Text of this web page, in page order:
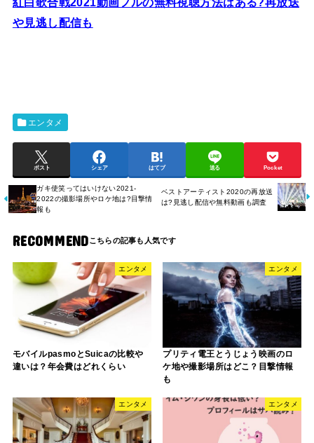
や見逃し配信も
エンタメ
ポスト シェア はてブ 送る Pocket
ガキ使笑ってはいけない2021-
2022の撮影場所やロケ地は?目撃情
報も
ベストアーティスト2020の再放送
は?見逃し配信や無料動画も調査
RECOMMEND
エンタメ
モバイルpasmoとSuicaの比較や
違いは？年会費はどれくらい
エンタメ
プリティ電王とうじょう映画のロ
ケ地や撮影場所はどこ？目撃情報
も
エンタメ エンタメ